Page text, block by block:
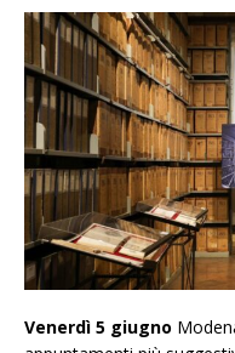
Venerdì 5 giugno